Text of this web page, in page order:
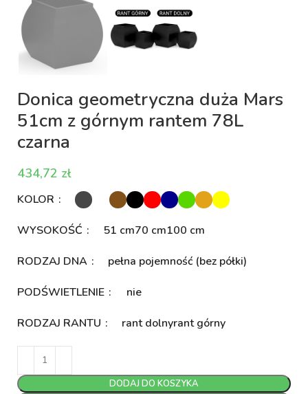
Donica geometryczna duża Mars
51cm z górnym rantem 78L
czarna
zł
KOLOR
WYSOKOŚĆ 51 cm70 cm100 cm
RODZAJ DNA pełna pojemność (bez półki)
PODŚWIETLENIE nie
RODZAJ RANTU rant dolnyrant górny
DODAJ DO KOSZYKA